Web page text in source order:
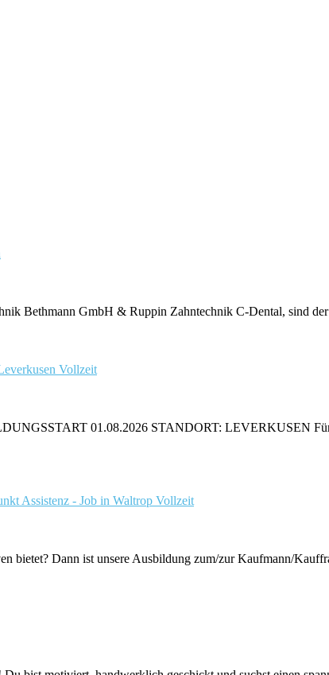
Bethmann GmbH & Ruppin Zahntechnik C-Dental, sind
Vollzeit
01.08.2026 STANDORT: LEVERKUSEN Für
Assistenz - Job in Waltrop Vollzeit
bietet? Dann ist unsere Ausbildung zum/zur Kaufmann/